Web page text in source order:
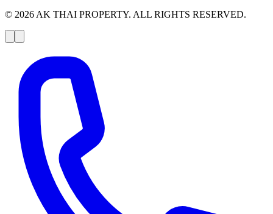
© 2026 AK THAI PROPERTY. ALL RIGHTS RESERVED.